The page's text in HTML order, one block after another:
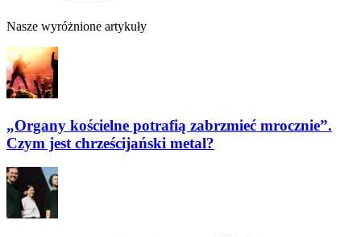
Nasze wyróżnione artykuły
„Organy kościelne potrafią zabrzmieć mrocznie”.
Czym jest chrześcijański metal?